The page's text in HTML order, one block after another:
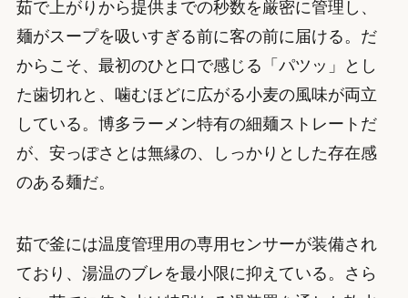
茹で上がりから提供までの秒数を厳密に管理し、
麺がスープを吸いすぎる前に客の前に届ける。だ
からこそ、最初のひと口で感じる「パツッ」とし
た歯切れと、噛むほどに広がる小麦の風味が両立
している。博多ラーメン特有の細麺ストレートだ
が、安っぽさとは無縁の、しっかりとした存在感
のある麺だ。
茹で釜には温度管理用の専用センサーが装備され
ており、湯温のブレを最小限に抑えている。さら